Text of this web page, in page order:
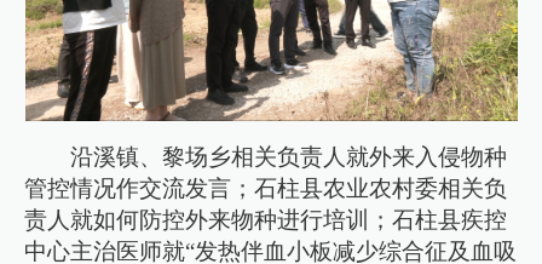
沿溪镇、黎场乡相关负责人就外来入侵物种
管控情况作交流发言；石柱县农业农村委相关负
责人就如何防控外来物种进行培训；石柱县疾控
中心主治医师就“发热伴血小板减少综合征及血吸